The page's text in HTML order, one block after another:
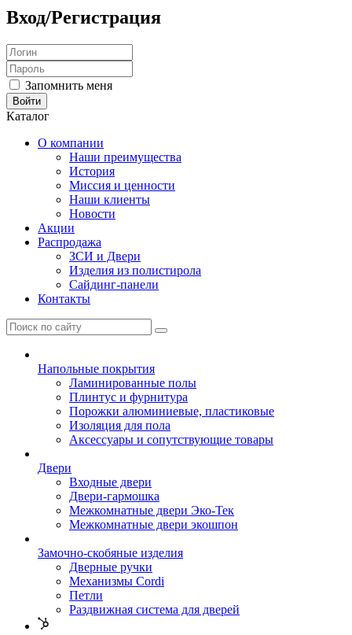
Вход/Регистрация
Запомнить меня
Каталог
О компании
Наши преимущества
История
Миссия и ценности
Наши клиенты
Новости
Акции
Распродажа
ЗСИ и Двери
Изделия из полистирола
Сайдинг-панели
Контакты
Напольные покрытия
Ламинированные полы
Плинтус и фурнитура
Порожки алюминиевые, пластиковые
Изоляция для пола
Аксессуары и сопутствующие товары
Двери
Входные двери
Двери-гармошка
Межкомнатные двери Эко-Тек
Межкомнатные двери экошпон
Замочно-скобяные изделия
Дверные ручки
Механизмы Cordi
Петли
Раздвижная система для дверей